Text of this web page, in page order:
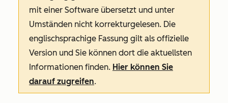
mit einer Software übersetzt und unter
Umständen nicht korrekturgelesen. Die
englischsprachige Fassung gilt als offizielle
Version und Sie können dort die aktuellsten
Informationen finden. Hier können Sie
darauf zugreifen.